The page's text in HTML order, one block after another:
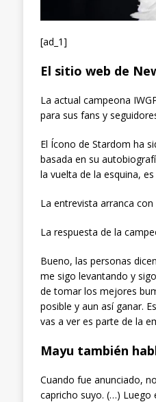
[ad_1]
El sitio web de
La actual campeona
para sus fans y
El Ícono de Stardom ha
basada en su
la vuelta de la esquina,
La entrevista arranca
La respuesta de la
Bueno, las personas
me sigo levantando y
de tomar los mejores
posible y aun así ganar.
vas a ver es parte de la
Mayu también
Cuando fue anunciado,
capricho suyo. (…) Luego